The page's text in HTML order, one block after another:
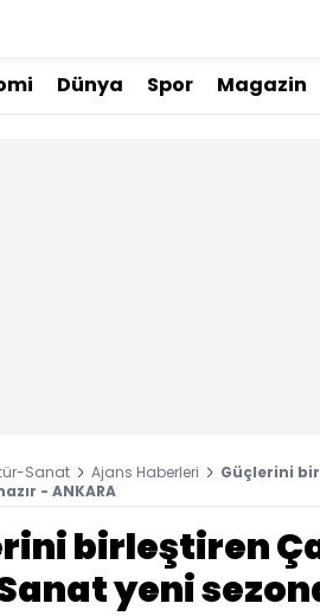
Dünya Spor Magazin
Sanat Ajans Haberleri
Güçlerini
- ANKARA
birleştiren
yeni